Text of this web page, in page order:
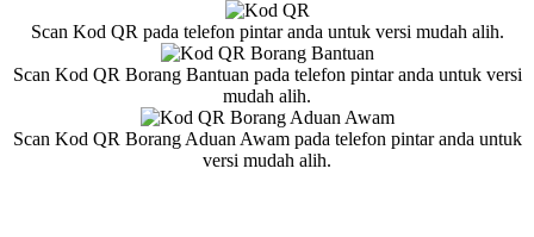
Scan Kod QR pada telefon pintar anda untuk versi mudah alih.
Scan Kod QR Borang Bantuan pada telefon pintar anda untuk versi
mudah alih.
Scan Kod QR Borang Aduan Awam pada telefon pintar anda untuk
versi mudah alih.